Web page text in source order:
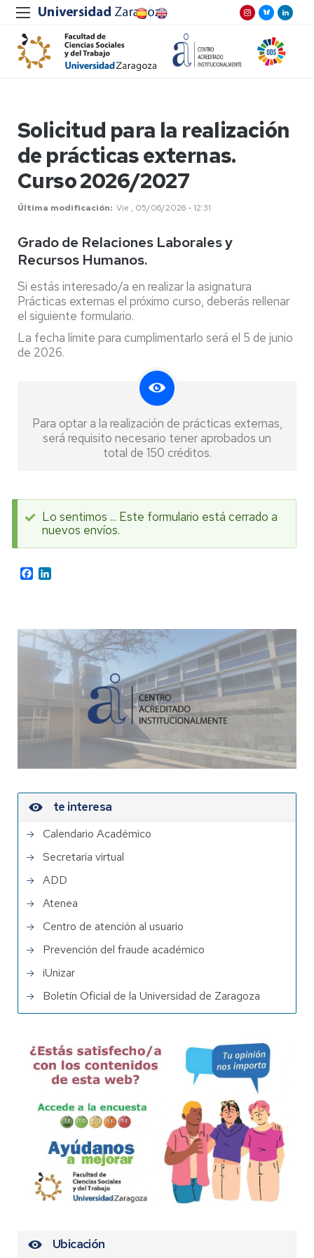
Solicitud para la realización
de prácticas externas.
Curso 2026/2027
Última modificación Vie , 05/06/2026 - 12:31
Grado de Relaciones Laborales y
Recursos Humanos.
Si estás interesado/a en realizar la asignatura
Prácticas externas el próximo curso, deberás rellenar
el siguiente formulario.
La fecha límite para cumplimentarlo será el 5 de junio
de 2026.
Para optar a la realización de prácticas externas,
será requisito necesario tener aprobados un
total de 150 créditos.
Mensaje
de
Lo sentimos ... Este formulario está cerrado a
nuevos envíos.
Facebook
te interesa
Calendario Académico
Secretaría virtual
ADD
Atenea
Centro de atención al usuario
Prevención del fraude académico
iUnizar
Boletín Oficial de la Universidad de Zaragoza
Ubicación